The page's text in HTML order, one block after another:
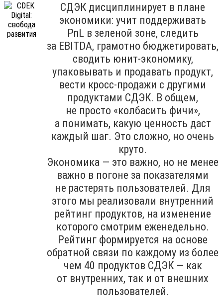
СДЭК дисциплинирует в плане
экономики: учит поддерживать
PnL в зеленой зоне, следить
за EBITDA, грамотно бюджетировать,
сводить юнит-экономику,
упаковывать и продавать продукт,
вести кросс-продажи с другими
продуктами СДЭК. В общем,
не просто «колбасить фичи»,
а понимать, какую ценность даст
каждый шаг. Это сложно, но очень
круто.
Экономика — это важно, но не менее
важно в погоне за показателями
не растерять пользователей. Для
этого мы реализовали внутренний
рейтинг продуктов, на изменение
которого смотрим еженедельно.
Рейтинг формируется на основе
обратной связи по каждому из более
чем 40 продуктов СДЭК — как
от внутренних, так и от внешних
пользователей.